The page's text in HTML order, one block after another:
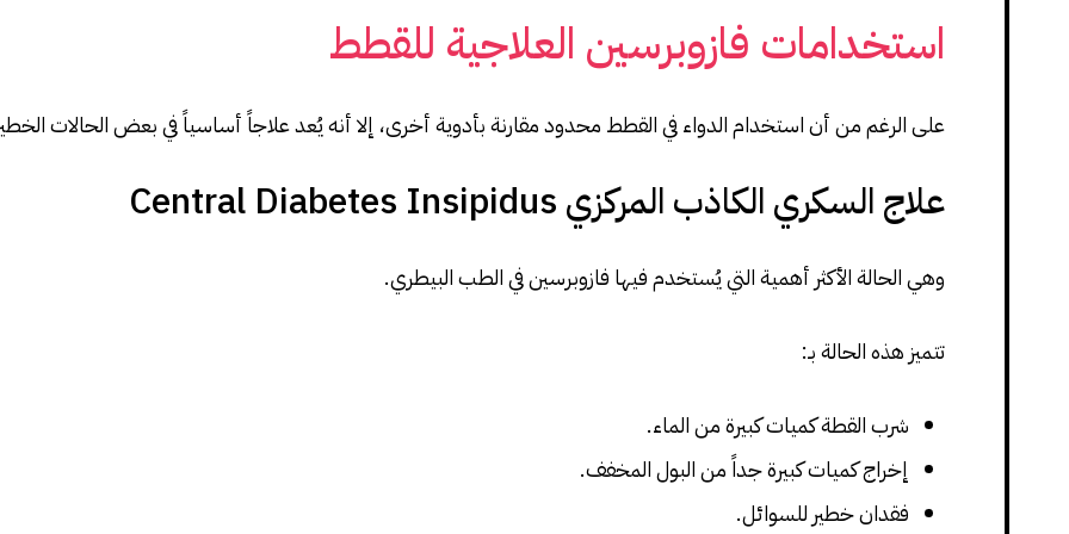
استخدامات فازوبرسين العلاجية للقطط
على الرغم من أن استخدام الدواء في القطط محدود مقارنة بأدوية أخرى، إلا أنه يُعد علاجاً أساسياً في بعض الحالات
علاج السكري الكاذب المركزي Central Diabetes Insipidus
وهي الحالة الأكثر أهمية التي يُستخدم فيها فازوبرسين في الطب البيطري.
تتميز هذه الحالة بـ:
شرب القطة كميات كبيرة من الماء.
إخراج كميات كبيرة جداً من البول المخفف.
فقدان خطير للسوائل.